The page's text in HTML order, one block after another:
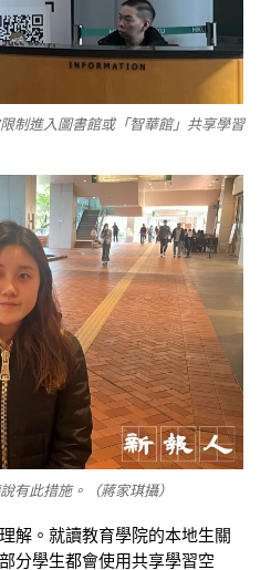
制進入圖書館或「智華館」共享學習
有此措施。（蔣家琪攝）
解。就讀教育學院的本地生關
分學生都會使用共享學習空